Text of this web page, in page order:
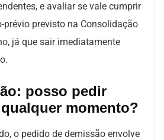
e avaliar se vale cumprir
prévio previsto na Consolidação
já que sair imediatamente
posso pedir
momento?
o pedido de demissão envolve